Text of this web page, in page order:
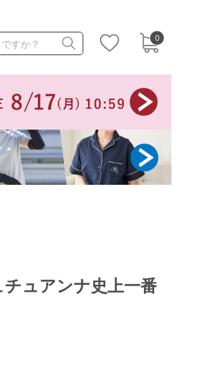
0
すか？
～1,999円
～3,999円
チュアンナ史上一番